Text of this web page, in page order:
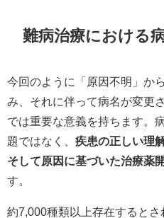
難病治療における
今回のように「原因不明」か
み、それに伴って病名が変更
では重要な意義を持ちます。
題ではなく、 疾患の正しい理
そして原因に基づいた治療薬
す。​
約7,000種類以上存在すると